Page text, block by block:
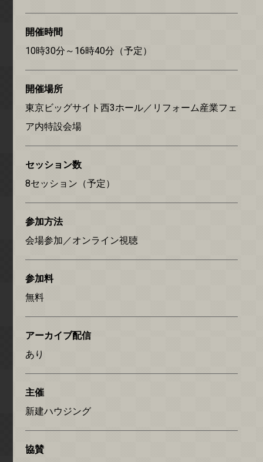
開催時間
10時30分～16時40分（予定）
開催場所
東京ビッグサイト西3ホール／リフォーム産業フェ
ア内特設会場
セッション数
8セッション（予定）
参加方法
会場参加／オンライン視聴
参加料
無料
アーカイブ配信
あり
主催
新建ハウジング
協賛